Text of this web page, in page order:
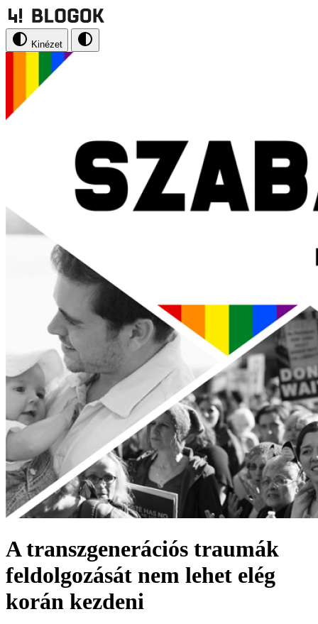
Kinézet
A transzgenerációs traumák
feldolgozását nem lehet elég
korán kezdeni